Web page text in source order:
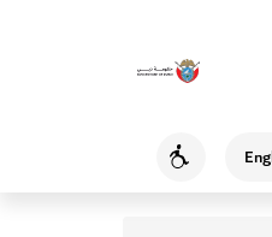
Accessibility